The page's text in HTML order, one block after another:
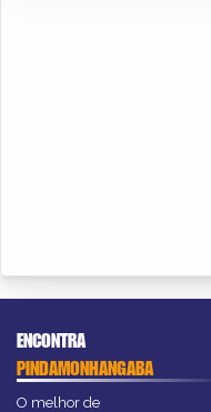
ENCONTRA
PINDAMONHANGABA
O melhor de